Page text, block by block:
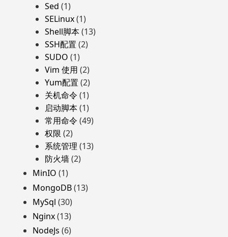
Sed (1)
SELinux(1)
Shell脚本(13)
SSH配置 (2)
SUDO (1)
Vim 使用 (2)
Yum配置 (2)
关机命令 (1)
启动脚本(1)
常用命令 (49)
权限 (2)
系统管理 (13)
防火墙(2)
MinIO (1)
MongoDB(13)
MySql (30)
Nginx(13)
NodeJs (6)